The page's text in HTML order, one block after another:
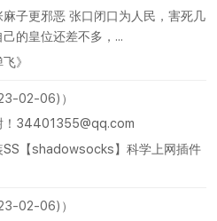
子更邪恶 张口闭口为人民，害死几
的皇位还差不多，...
》
02-06)）
！34401355@qq.com
SS【shadowsocks】科学上网插件
02-06)）